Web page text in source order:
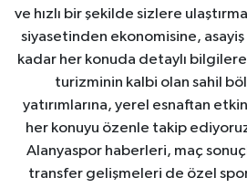
ve hızlı bir şekilde sizlere
siyasetinden ekonomisine,
kadar her konuda detaylı
turizminin kalbi olan sahil
yatırımlarına, yerel esnaftan
her konuyu özenle takip
Alanyaspor haberleri, maç
transfer gelişmeleri de özel